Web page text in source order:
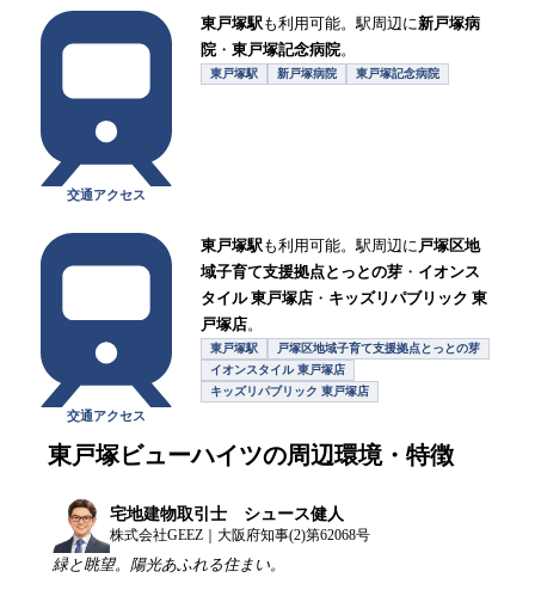
交通アクセス
東戸塚駅も利用可能。駅周辺に新戸塚病
院 ・ 東戸塚記念病院。
東戸塚駅 新戸塚病院 東戸塚記念病院
交通アクセス
東戸塚駅も利用可能。駅周辺に 戸塚区地
域子育て支援拠点とっとの芽 ・ イオンス
タイル 東戸塚店 ・ キッズリパブリック 東
戸塚店。
東戸塚駅
戸塚区地域子育て支援拠点とっとの芽
イオンスタイル 東戸塚店
キッズリパブリック 東戸塚店
東戸塚ビューハイツの周辺環境・特徴
宅地建物取引士 シュース健人
株式会社GEEZ｜大阪府知事(2)第62068号
緑と眺望。陽光あふれる住まい。